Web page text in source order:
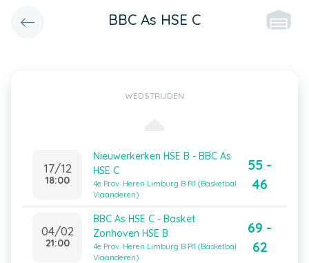
BBC As HSE C
WEDSTRIJDEN
17/12
18:00
Nieuwerkerken HSE B - BBC As
HSE C
4e Prov. Heren Limburg B R1 (Basketbal
Vlaanderen)
55 -
46
04/02
21:00
BBC As HSE C - Basket
Zonhoven HSE B
4e Prov. Heren Limburg B R1 (Basketbal
Vlaanderen)
69 -
62